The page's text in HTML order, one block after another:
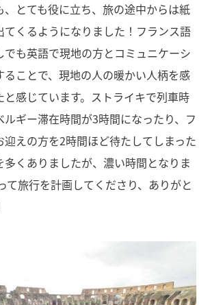
、とても役に立ち、旅の途中からは紙
てくるようになりました！フランス語
でも英語で現地の方とコミュニケーシ
ることで、現地の人の暖かい人柄を感
と感じています。ストライキで列車時
ギー滞在時間が3時間になったり、フ
迎えの方を2時間ほど待たしてしまった
多くありましたが、濃い時間となりま
て旅行を計画してくださり、ありがと